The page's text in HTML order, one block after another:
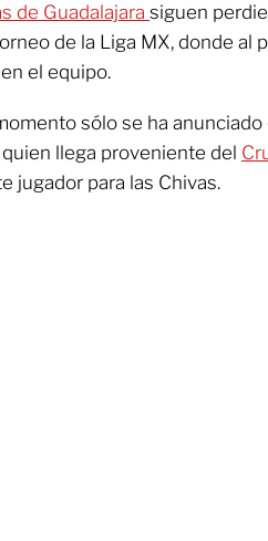
de Guadalajara siguen
de la Liga MX, donde al
el equipo.
sólo se ha
quien llega proveniente del
jugador para las Chivas.